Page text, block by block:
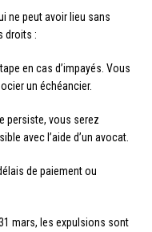
ne peut avoir lieu sans
droits :
en cas d’impayés. Vous
un échéancier.
persiste, vous serez
avec l’aide d’un avocat.
de paiement ou
mars, les expulsions sont